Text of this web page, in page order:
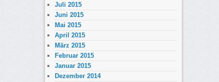
Juli 2015
Juni 2015
Mai 2015
April 2015
März 2015
Februar 2015
Januar 2015
Dezember 2014